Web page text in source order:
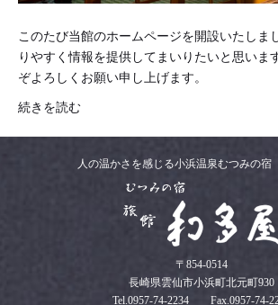
このたび当館のホームページを開設いたしま
りやすく情報を提供してまいりたいと思いま
ぞよろしくお願い申し上げます。
続きを読む
人の温かさを感じる小浜温泉むつみの宿
〒854-0514
長崎県雲仙市小浜町北元町930
Tel.0957-74-2234 Fax.0957-74-